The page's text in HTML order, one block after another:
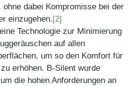
ohne dabei Kompromisse bei der
einzugehen.[2]
Technologie zur Minimierung
auf allen
um so den Komfort für
erhöhen. B-Silent wurde
die hohen Anforderungen an